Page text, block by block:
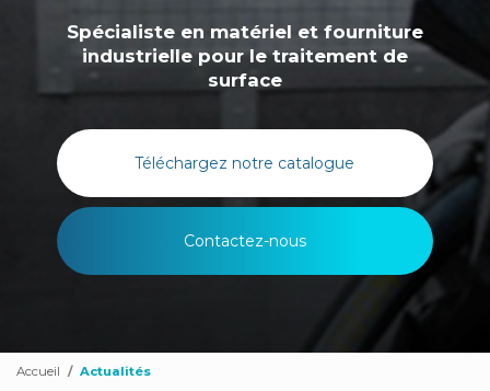
Spécialiste en matériel et fourniture
industrielle pour le traitement de
surface
Téléchargez notre catalogue
Contactez-nous
Accueil Actualités